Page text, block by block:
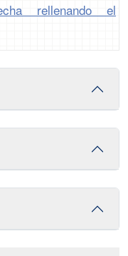
rellenando el